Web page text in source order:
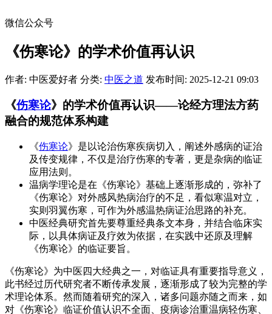
微信公众号
《伤寒论》的学术价值再认识
作者: 中医爱好者 分类: 中医之道 发布时间: 2025-12-21 09:03
《伤寒论》的学术价值再认识——论经方理法方药
融合的规范体系构建
《伤寒论》是以论治伤寒疾病切入，阐述外感病的证治
及传变规律，不仅是治疗伤寒的专著，更是杂病的临证
应用法则。
温病学理论是在《伤寒论》基础上逐渐形成的，弥补了
《伤寒论》对外感风热病治疗的不足，看似寒温对立，
实则羽翼伤寒，可作为外感温热病证治思路的补充。
中医经典研究首先要尊重经典条文本身，并结合临床实
际，以具体病证及疗效为依据，在实践中还原及理解
《伤寒论》的临证要旨。
《伤寒论》为中医四大经典之一，对临证具有重要指导意义，
此书经过历代研究者不断传承发展，逐渐形成了较为完整的学
术理论体系。然而随着研究的深入，诸多问题亦随之而来，如
对《伤寒论》临证价值认识不全面、疫病诊治重温病轻伤寒、